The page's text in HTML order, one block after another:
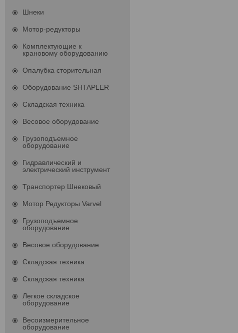
Шнеки
Мотор-редукторы
Комплектующие к
крановому оборудованию
Опалубка сторительная
Оборудование SHTAPLER
Складская техника
Весовое оборудование
Грузоподъемное
оборудование
Гидравлический и
электрический инструмент
Транспортер Шнековый
Мотор Редукторы Varvel
Грузоподъемное
оборудование
Весовое оборудование
Складская техника
Складская техника
Легкое складское
оборудование
Весоизмерительное
оборудование